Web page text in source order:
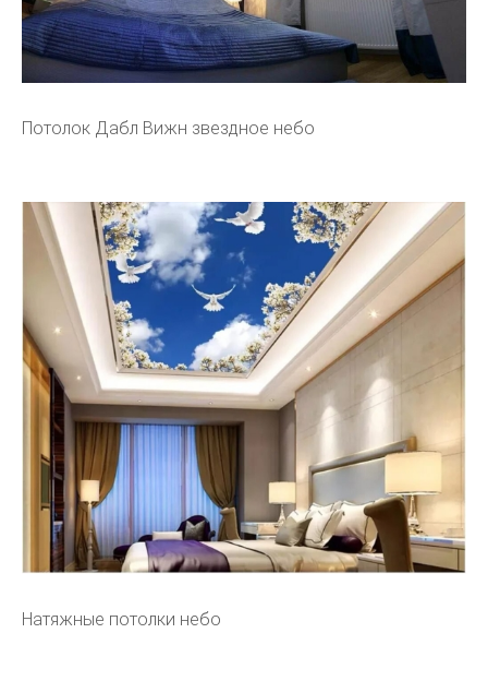
Потолок Дабл Вижн звездное небо
Натяжные потолки небо